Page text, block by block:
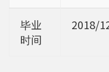
毕业
时间
2018/